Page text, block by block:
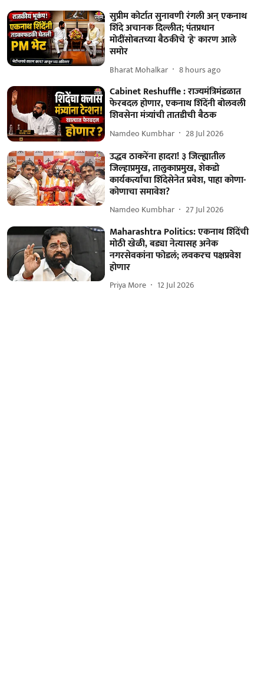
सुप्रीम कोर्टात सुनावणी रंगली अन् एकनाथ
शिंदे अचानक दिल्लीत; पंतप्रधान
मोदींसोबतच्या बैठकीचे 'हे' कारण आले
समोर
Bharat Mohalkar 8 hours ago
Cabinet Reshuffle : राज्यमंत्रिमंडळात
फेरबदल होणार, एकनाथ शिंदेंनी बोलवली
शिवसेना मंत्र्यांची तातडीची बैठक
Namdeo Kumbhar 28 Jul 2026
उद्धव ठाकरेंना हादरा! ३ जिल्ह्यातील
जिल्हाप्रमुख, तालुकाप्रमुख, शेकडो
कार्यकर्त्यांचा शिंदेसेनेत प्रवेश, पाहा कोणा-
कोणाचा समावेश?
Namdeo Kumbhar 27 Jul 2026
Maharashtra Politics: एकनाथ शिंदेंची
मोठी खेळी, बड्या नेत्यासह अनेक
नगरसेवकांना फोडलं; लवकरच पक्षप्रवेश
होणार
Priya More 12 Jul 2026